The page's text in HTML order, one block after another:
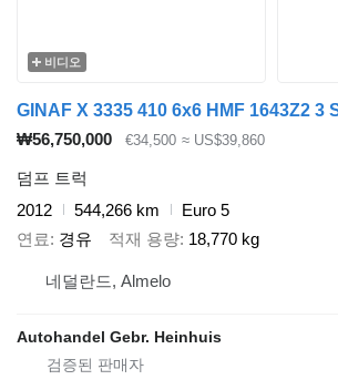
비디오
₩56,750,000 €34,500 ≈ US$39,860
덤프 트럭
2012
544,266 km
Euro 5
연료
경유 적재 용량 18,770 kg
네덜란드, Almelo
Autohandel Gebr. Heinhuis